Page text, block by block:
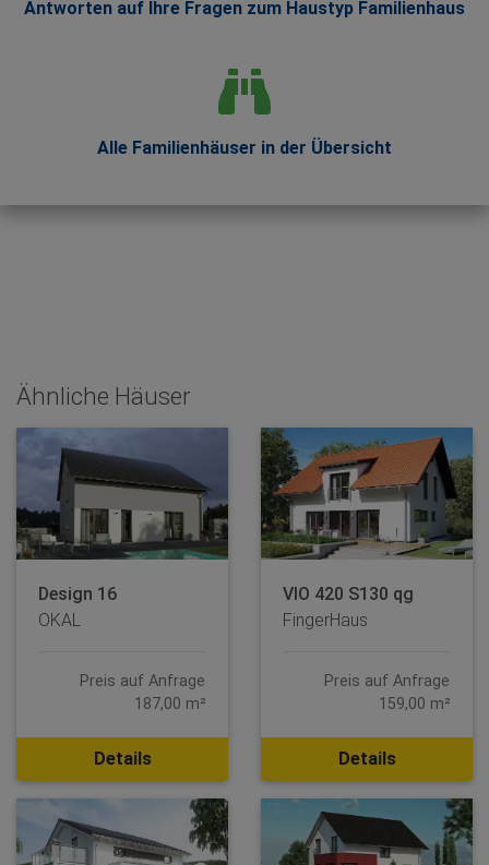
Antworten auf Ihre Fragen zum Haustyp Familienhaus
Alle Familienhäuser in der Übersicht
Ähnliche Häuser
Design 16
OKAL
Preis auf Anfrage
187,00 m²
Details
VIO 420 S130 qg
FingerHaus
Preis auf Anfrage
159,00 m²
Details